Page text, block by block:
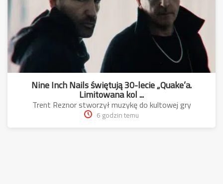
Nine Inch Nails świętują 30-lecie „Quake’a.
Limitowana kol ...
Trent Reznor stworzył muzykę do kultowej gry
6 godzin temu